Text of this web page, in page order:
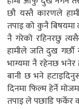
छौ यस्तै कारणले
तपाइ को कुनै
नै गरेको रहिनरछु
हामीले जति दुख
भाग्यमा नै रहेनछ भनेर
बानी छ भने
दिनमा फिल्म हेर्ने
तपाइ ले पछाडि फर्केर